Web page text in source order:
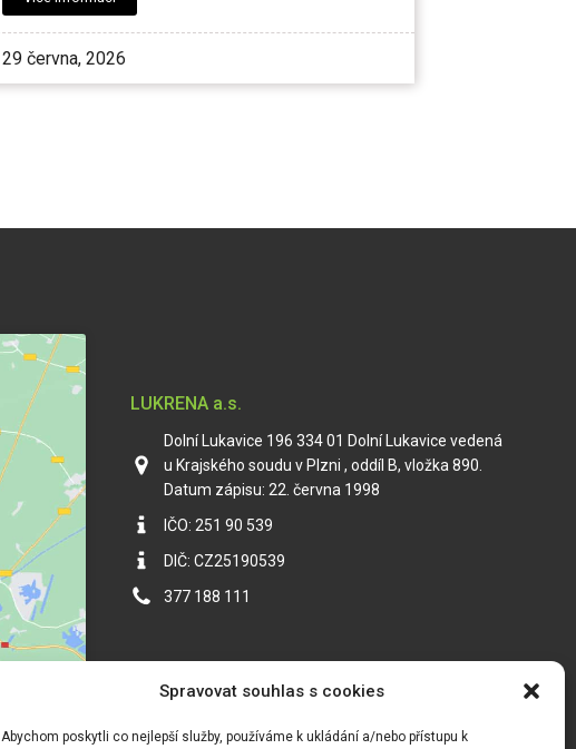
Spravovat souhlas s cookies
Abychom poskytli co nejlepší služby, používáme k ukládání a/nebo přístupu k
29 června, 2026
LUKRENA a.s.
Dolní Lukavice 196 334 01 Dolní Lukavice vedená
u Krajského soudu v Plzni , oddíl B, vložka 890.
Datum zápisu: 22. června 1998
IČO: 251 90 539
DIČ: CZ25190539
377 188 111